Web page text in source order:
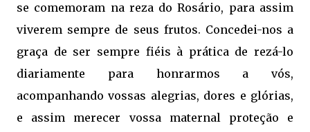
se comemoram na reza do Rosário, para assim
viverem sempre de seus frutos. Concedei-nos a
graça de ser sempre fiéis à prática de rezá-lo
diariamente para honrarmos a vós,
acompanhando vossas alegrias, dores e glórias,
e assim merecer vossa maternal proteção e